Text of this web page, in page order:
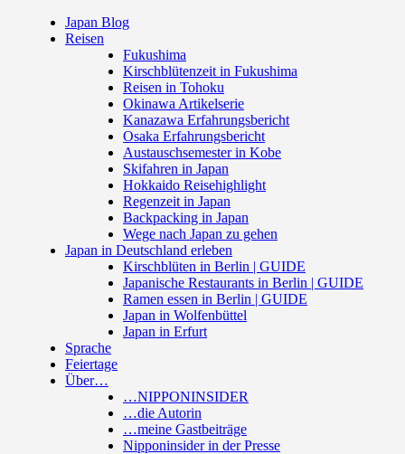
Japan Blog
Reisen
Fukushima
Kirschblütenzeit in Fukushima
Reisen in Tohoku
Okinawa Artikelserie
Kanazawa Erfahrungsbericht
Osaka Erfahrungsbericht
Austauschsemester in Kobe
Skifahren in Japan
Hokkaido Reisehighlight
Regenzeit in Japan
Backpacking in Japan
Wege nach Japan zu gehen
Japan in Deutschland erleben
Kirschblüten in Berlin | GUIDE
Japanische Restaurants in Berlin | GUIDE
Ramen essen in Berlin | GUIDE
Japan in Wolfenbüttel
Japan in Erfurt
Sprache
Feiertage
Über…
…NIPPONINSIDER
…die Autorin
…meine Gastbeiträge
Nipponinsider in der Presse